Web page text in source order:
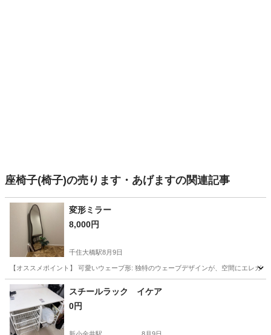
座椅子(椅子)の売ります・あげますの関連記事
変形ミラー
8,000円
千住大橋駅8月9日
【オススメポイント】 可愛いウェーブ形: 独特のウェーブデザインが、空間にエレガ
東京 足立区 千住大橋駅 ミラー/鏡
スチールラック イケア
0円